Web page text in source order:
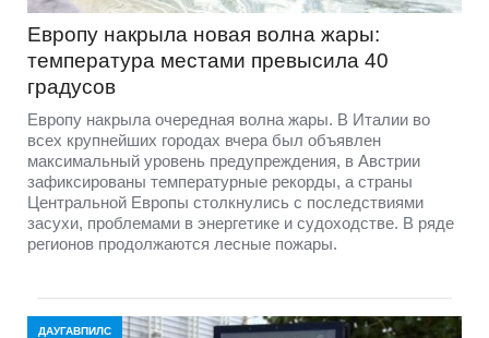
Европу накрыла новая волна жары:
температура местами превысила 40
градусов
Европу накрыла очередная волна жары. В Италии во
всех крупнейших городах вчера был объявлен
максимальный уровень предупреждения, в Австрии
зафиксированы температурные рекорды, а страны
Центральной Европы столкнулись с последствиями
засухи, проблемами в энергетике и судоходстве. В ряде
регионов продолжаются лесные пожары.
ДАУГАВПИЛС